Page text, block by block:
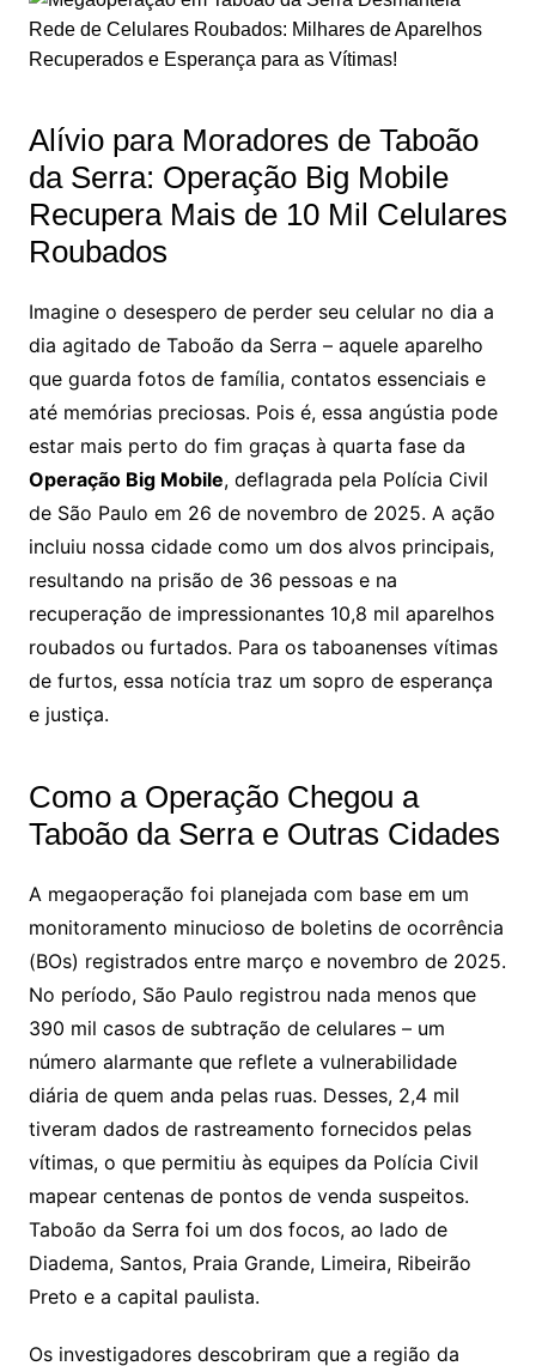
Alívio para Moradores de Taboão
da Serra: Operação Big Mobile
Recupera Mais de 10 Mil Celulares
Roubados
Imagine o desespero de perder seu celular no dia a
dia agitado de Taboão da Serra – aquele aparelho
que guarda fotos de família, contatos essenciais e
até memórias preciosas. Pois é, essa angústia pode
estar mais perto do fim graças à quarta fase da
Operação Big Mobile, deflagrada pela Polícia Civil
de São Paulo em 26 de novembro de 2025. A ação
incluiu nossa cidade como um dos alvos principais,
resultando na prisão de 36 pessoas e na
recuperação de impressionantes 10,8 mil aparelhos
roubados ou furtados. Para os taboanenses vítimas
de furtos, essa notícia traz um sopro de esperança
e justiça.
Como a Operação Chegou a
Taboão da Serra e Outras Cidades
A megaoperação foi planejada com base em um
monitoramento minucioso de boletins de ocorrência
(BOs) registrados entre março e novembro de 2025.
No período, São Paulo registrou nada menos que
390 mil casos de subtração de celulares – um
número alarmante que reflete a vulnerabilidade
diária de quem anda pelas ruas. Desses, 2,4 mil
tiveram dados de rastreamento fornecidos pelas
vítimas, o que permitiu às equipes da Polícia Civil
mapear centenas de pontos de venda suspeitos.
Taboão da Serra foi um dos focos, ao lado de
Diadema, Santos, Praia Grande, Limeira, Ribeirão
Preto e a capital paulista.
Os investigadores descobriram que a região da